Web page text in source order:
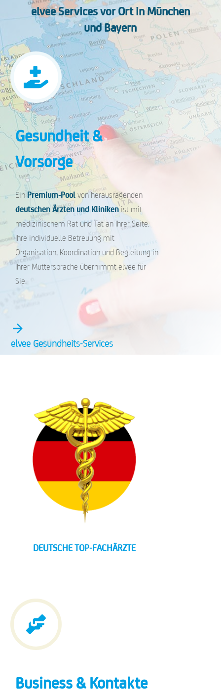
elvee Services vor Ort in München
und Bayern
Gesundheit &
Vorsorge
Ein Premium-Pool von herausragenden
deutschen Ärzten und Klinikenist mit
medizinischem Rat und Tat an Ihrer Seite.
Ihre individuelle Betreuung mit
Organisation, Koordination und Begleitung in
Ihrer Muttersprache übernimmt elvee für
Sie.
elvee Gesundheits-Services
DEUTSCHE TOP-FACHÄRZTE
Business & Kontakte